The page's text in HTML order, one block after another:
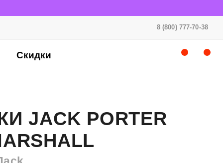
8 (800) 777-70-38
Скидки
JACK PORTER